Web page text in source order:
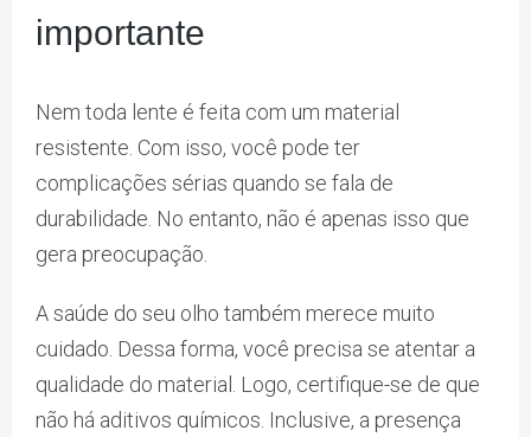
importante
Nem toda lente é feita com um material
resistente. Com isso, você pode ter
complicações sérias quando se fala de
durabilidade. No entanto, não é apenas isso que
gera preocupação.
A saúde do seu olho também merece muito
cuidado. Dessa forma, você precisa se atentar a
qualidade do material. Logo, certifique-se de que
não há aditivos químicos. Inclusive, a presença